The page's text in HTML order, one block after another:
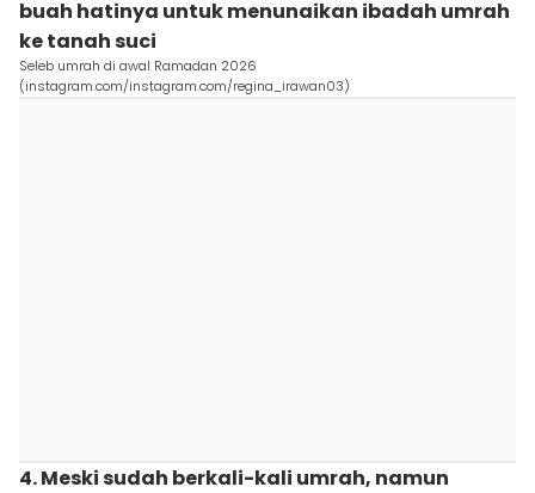
buah hatinya untuk menunaikan ibadah umrah
ke tanah suci
Seleb umrah di awal Ramadan 2026
(instagram.com/instagram.com/regina_irawan03)
4. Meski sudah berkali-kali umrah, namun